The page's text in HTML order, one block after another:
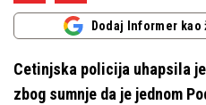
Dodaj Informer
Cetinjska policija uhapsila
zbog sumnje da je jednom